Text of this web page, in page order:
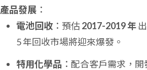
產品發展 ：
電池回收 ：預估2017-2019 年
5 年回收市場將迎來爆發。
特用化學品 ：配合客戶需求，